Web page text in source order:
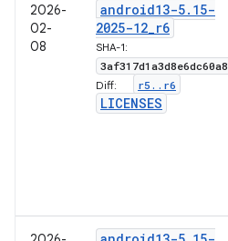
2026-
02-
08
android13-5. 15-
2025-12_r6
SHA-1:
3af317d1a3d8e6dc60a8
Diff: r5 . . r6
LICENSES